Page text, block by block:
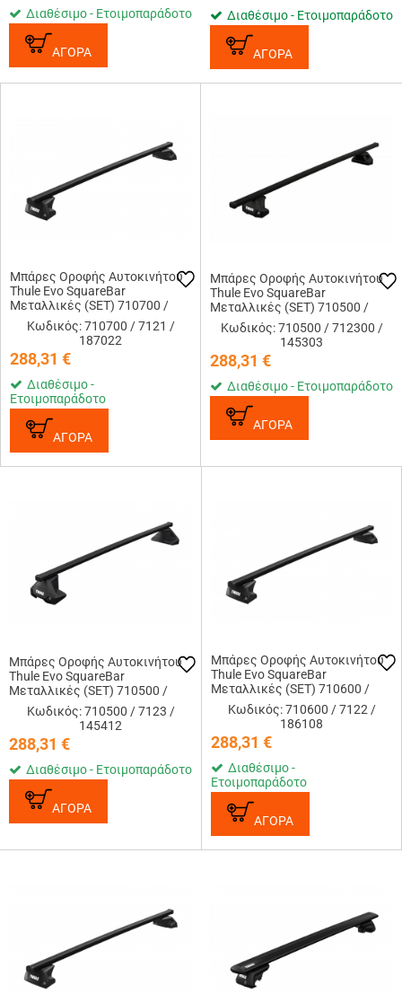
Διαθέσιμο - Ετοιμοπαράδοτο
ΑΓΟΡΑ
Διαθέσιμο - Ετοιμοπαράδοτο
ΑΓΟΡΑ
Μπάρες Οροφής Αυτοκινήτου
Thule Evo SquareBar
Μεταλλικές (SET) 710700 /
7121 (108cm) / 187022
Κωδικός: 710700 / 7121 /
187022
288,31 €
Διαθέσιμο -
Ετοιμοπαράδοτο
ΑΓΟΡΑ
Μπάρες Οροφής Αυτοκινήτου
Thule Evo SquareBar
Μεταλλικές (SET) 710500 /
712300 (127cm) / 145303
Κωδικός: 710500 / 712300 /
145303
288,31 €
Διαθέσιμο - Ετοιμοπαράδοτο
ΑΓΟΡΑ
Μπάρες Οροφής Αυτοκινήτου
Thule Evo SquareBar
Μεταλλικές (SET) 710500 /
7123 (127cm) / 145412
Κωδικός: 710500 / 7123 /
145412
288,31 €
Διαθέσιμο - Ετοιμοπαράδοτο
ΑΓΟΡΑ
Μπάρες Οροφής Αυτοκινήτου
Thule Evo SquareBar
Μεταλλικές (SET) 710600 /
7122 (118cm) / 186108
Κωδικός: 710600 / 7122 /
186108
288,31 €
Διαθέσιμο -
Ετοιμοπαράδοτο
ΑΓΟΡΑ